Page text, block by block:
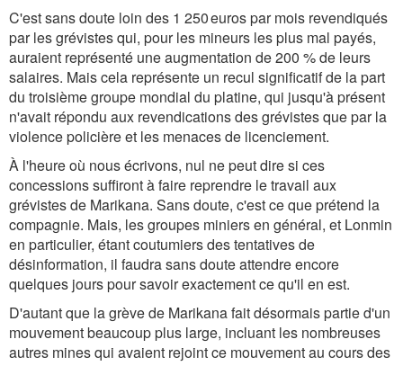
C'est sans doute loin des 1 250 euros par mois revendiqués
par les grévistes qui, pour les mineurs les plus mal payés,
auraient représenté une augmentation de 200 % de leurs
salaires. Mais cela représente un recul significatif de la part
du troisième groupe mondial du platine, qui jusqu'à présent
n'avait répondu aux revendications des grévistes que par la
violence policière et les menaces de licenciement.
À l'heure où nous écrivons, nul ne peut dire si ces
concessions suffiront à faire reprendre le travail aux
grévistes de Marikana. Sans doute, c'est ce que prétend la
compagnie. Mais, les groupes miniers en général, et Lonmin
en particulier, étant coutumiers des tentatives de
désinformation, il faudra sans doute attendre encore
quelques jours pour savoir exactement ce qu'il en est.
D'autant que la grève de Marikana fait désormais partie d'un
mouvement beaucoup plus large, incluant les nombreuses
autres mines qui avaient rejoint ce mouvement au cours des